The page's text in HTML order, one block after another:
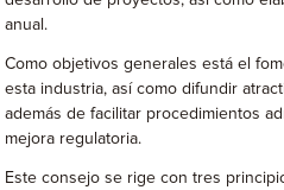
anual.
Como objetivos generales está el
esta industria, así como difundir
además de facilitar procedimientos
mejora regulatoria.
Este consejo se rige con tres